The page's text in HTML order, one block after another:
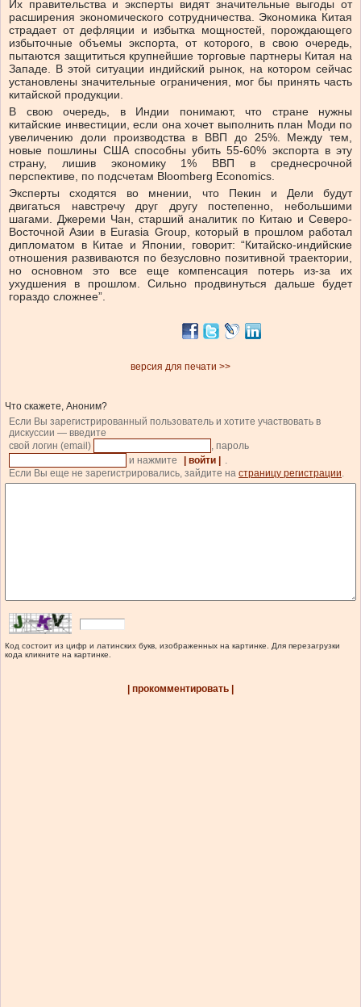
Их правительства и эксперты видят значительные выгоды от
расширения экономического сотрудничества. Экономика Китая
страдает от дефляции и избытка мощностей, порождающего
избыточные объемы экспорта, от которого, в свою очередь,
пытаются защититься крупнейшие торговые партнеры Китая на
Западе. В этой ситуации индийский рынок, на котором сейчас
установлены значительные ограничения, мог бы принять часть
китайской продукции.
В свою очередь, в Индии понимают, что стране нужны
китайские инвестиции, если она хочет выполнить план Моди по
увеличению доли производства в ВВП до 25%. Между тем,
новые пошлины США способны убить 55-60% экспорта в эту
страну, лишив экономику 1% ВВП в среднесрочной
перспективе, по подсчетам Bloomberg Economics.
Эксперты сходятся во мнении, что Пекин и Дели будут
двигаться навстречу друг другу постепенно, небольшими
шагами. Джереми Чан, старший аналитик по Китаю и Северо-
Восточной Азии в Eurasia Group, который в прошлом работал
дипломатом в Китае и Японии, говорит: “Китайско-индийские
отношения развиваются по безусловно позитивной траектории,
но основном это все еще компенсация потерь из-за их
ухудшения в прошлом. Сильно продвинуться дальше будет
гораздо сложнее”.
версия для печати >>
Что скажете, Аноним?
Если Вы зарегистрированный пользователь и хотите участвовать в
дискуссии — введите
свой логин (email)
, пароль
и нажмите
| войти |
.
Если Вы еще не зарегистрировались, зайдите на страницу регистрации.
Код состоит из цифр и латинских букв, изображенных на картинке. Для перезагрузки
кода кликните на картинке.
| прокомментировать |